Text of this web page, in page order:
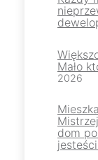
Mało
2026
dom